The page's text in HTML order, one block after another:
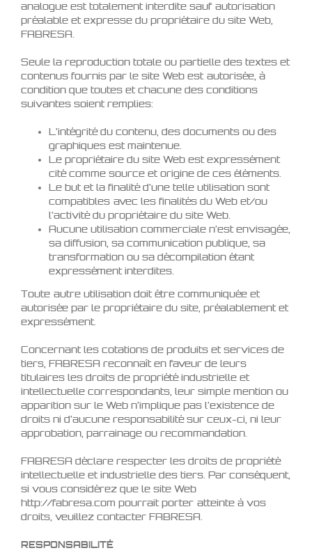
analogue est totalement interdite sauf autorisation
préalable et expresse du propriétaire du site Web,
FABRESA.
Seule la reproduction totale ou partielle des textes et
contenus fournis par le site Web est autorisée, à
condition que toutes et chacune des conditions
suivantes soient remplies:
L’intégrité du contenu, des documents ou des
graphiques est maintenue.
Le propriétaire du site Web est expressément
cité comme source et origine de ces éléments.
Le but et la finalité d’une telle utilisation sont
compatibles avec les finalités du Web et/ou
l’activité du propriétaire du site Web.
Aucune utilisation commerciale n’est envisagée,
sa diffusion, sa communication publique, sa
transformation ou sa décompilation étant
expressément interdites.
Toute autre utilisation doit être communiquée et
autorisée par le propriétaire du site, préalablement et
expressément.
Concernant les cotations de produits et services de
tiers, FABRESA reconnaît en faveur de leurs
titulaires les droits de propriété industrielle et
intellectuelle correspondants, leur simple mention ou
apparition sur le Web n’implique pas l’existence de
droits ni d’aucune responsabilité sur ceux-ci, ni leur
approbation, parrainage ou recommandation.
FABRESA déclare respecter les droits de propriété
intellectuelle et industrielle des tiers. Par conséquent,
si vous considérez que le site Web
http://fabresa.com pourrait porter atteinte à vos
droits, veuillez contacter FABRESA.
RESPONSABILITÉ